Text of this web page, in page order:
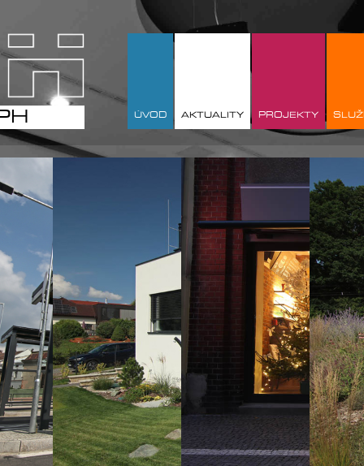
ÚVOD AKTUALITY PROJEKTY